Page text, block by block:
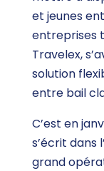
et jeunes
entreprises
Travelex,
solution
entre bail
C’est en
s’écrit dans
grand